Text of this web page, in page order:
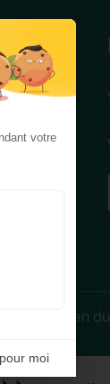
votre
moi
Plan